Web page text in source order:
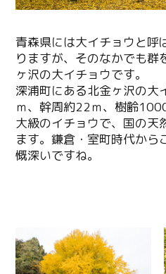
青森県には大イチョウと呼
りますが、そのなかでも群
ヶ沢の大イチョウです。
深浦町にある北金ヶ沢の大
ｍ、幹周約22ｍ、樹齢
大級のイチョウで、国の天
ます。鎌倉・室町時代から
慨深いですね。